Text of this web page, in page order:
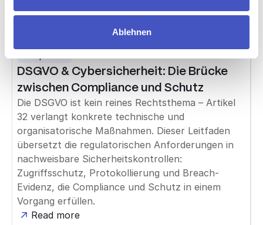
Ablehnen
DSGVO & Cybersicherheit: Die Brücke
zwischen Compliance und Schutz
Die DSGVO ist kein reines Rechtsthema – Artikel
32 verlangt konkrete technische und
organisatorische Maßnahmen. Dieser Leitfaden
übersetzt die regulatorischen Anforderungen in
nachweisbare Sicherheitskontrollen:
Zugriffsschutz, Protokollierung und Breach-
Evidenz, die Compliance und Schutz in einem
Vorgang erfüllen.
Read more